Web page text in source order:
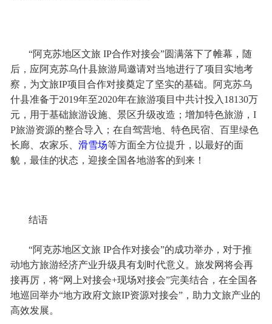
“阿克苏地区文旅 IP合作对接会”圆满落下了帷幕，随
后，应阿克苏乌什县旅游局邀请对当地进行了项目实地考
察，为文旅IP项目合作对接奠定了坚实的基础。阿克苏乌
什县准备于2019年至2020年在旅游项目中共计投入18130万
元，用于基础旅游设施、景区升级改造；增加特色旅游，I
P旅游资源的整合导入；在自驾营地、特色民宿、百里绿色
长廊、农家乐、滑雪场等方面全方位提升，以最好的面
貌，最佳的状态，迎接全国各地游客的到来！
结语
“阿克苏地区文旅 IP合作对接会”的成功举办，对于推
动地方旅游经济产业升级具有划时代意义。旅发网将会再
接再厉，将“网上对接会+现场对接会”完美结合，在全国各
地巡回举办“地方政府文旅IP资源对接会”，助力文旅产业的
高效发展。